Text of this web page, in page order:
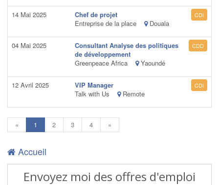
14 Mai 2025
Chef de projet
Entreprise de la place
Douala
CDI
04 Mai 2025
Consultant Analyse des politiques
de développement
Greenpeace Africa
Yaoundé
CDD
12 Avril 2025
VIP Manager
Talk with Us
Remote
CDI
« 1 (current)
2 3 4 »
Accueil
Envoyez moi des offres d'emploi